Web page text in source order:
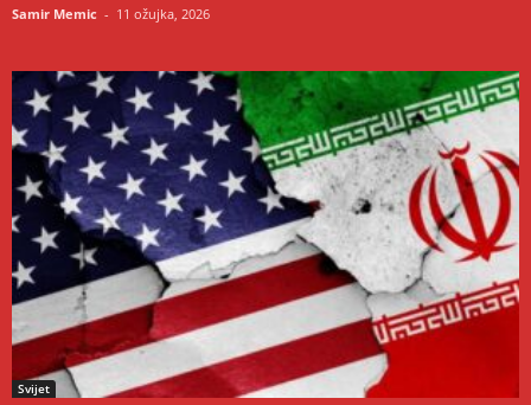
Samir Memic - 11 ožujka, 2026
Svijet